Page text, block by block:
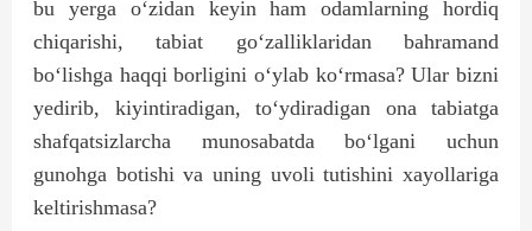
bu yerga o‘zidan keyin ham odamlarning hordiq
chiqarishi, tabiat go‘zalliklaridan bahramand
bo‘lishga haqqi borligini o‘ylab ko‘rmasa? Ular bizni
yedirib, kiyintiradigan, to‘ydiradigan ona tabiatga
shafqatsizlarcha munosabatda bo‘lgani uchun
gunohga botishi va uning uvoli tutishini xayollariga
keltirishmasa?